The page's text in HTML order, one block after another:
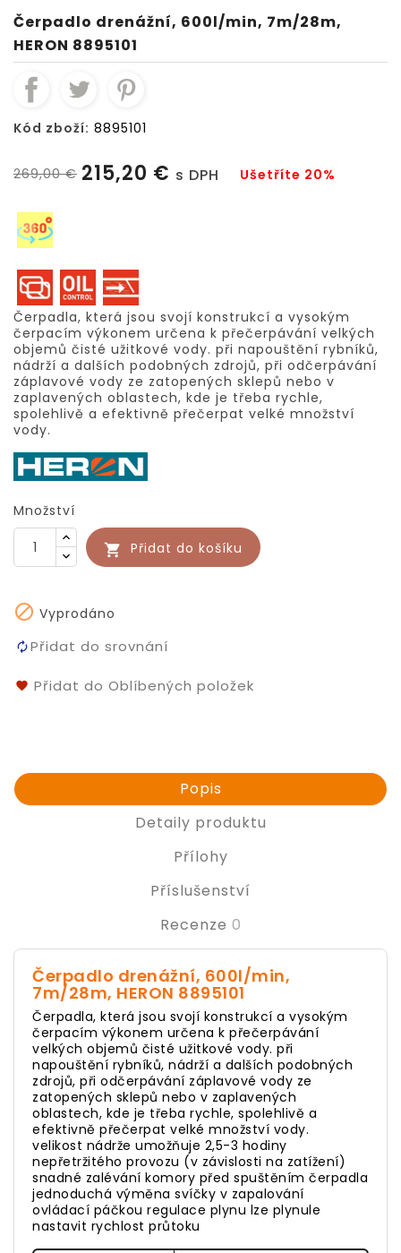
Čerpadlo drenážní, 600l/min, 7m/28m,
HERON 8895101
Kód zboží: 8895101
269,00 € 215,20 € s DPH Ušetříte 20%
Čerpadla, která jsou svojí konstrukcí a vysokým
čerpacím výkonem určena k přečerpávání velkých
objemů čisté užitkové vody. při napouštění rybníků,
nádrží a dalších podobných zdrojů, při odčerpávání
záplavové vody ze zatopených sklepů nebo v
zaplavených oblastech, kde je třeba rychle,
spolehlivě a efektivně přečerpat velké množství
vody.
Množství
 Přidat do košíku
 Vyprodáno
Přidat do srovnání
Přidat do Oblíbených položek
Popis
Detaily produktu
Přílohy
Příslušenství
Recenze 0
Čerpadlo drenážní, 600l/min,
7m/28m, HERON 8895101
Čerpadla, která jsou svojí konstrukcí a vysokým
čerpacím výkonem určena k přečerpávání
velkých objemů čisté užitkové vody. při
napouštění rybníků, nádrží a dalších podobných
zdrojů, při odčerpávání záplavové vody ze
zatopených sklepů nebo v zaplavených
oblastech, kde je třeba rychle, spolehlivě a
efektivně přečerpat velké množství vody.
velikost nádrže umožňuje 2,5-3 hodiny
nepřetržitého provozu (v závislosti na zatížení)
snadné zalévání komory před spuštěním čerpadla
jednoduchá výměna svíčky v zapalování
ovládací páčkou regulace plynu lze plynule
nastavit rychlost průtoku